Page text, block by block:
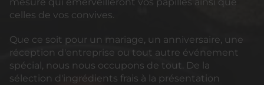
celles de vos convives.
Que ce soit pour un mariage, un anniversaire, une
réception d'entreprise ou tout autre événement
spécial, nous nous occupons de tout. De la
sélection d'ingrédients frais à la présentation